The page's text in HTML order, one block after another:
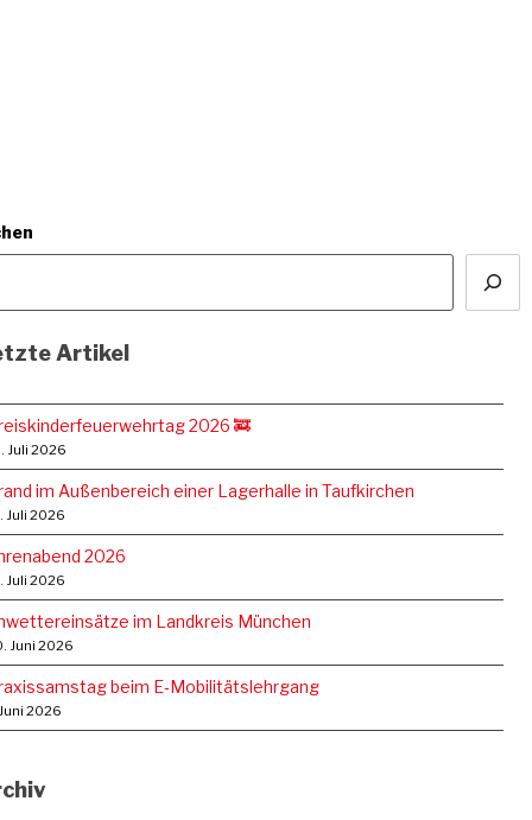
Artikel
2026 🚒
Juli 2026
im Außenbereich einer Lagerhalle in Taufkirchen
Juli 2026
2026
Juli 2026
im Landkreis München
Juni 2026
beim E‑Mobilitätslehrgang
2026